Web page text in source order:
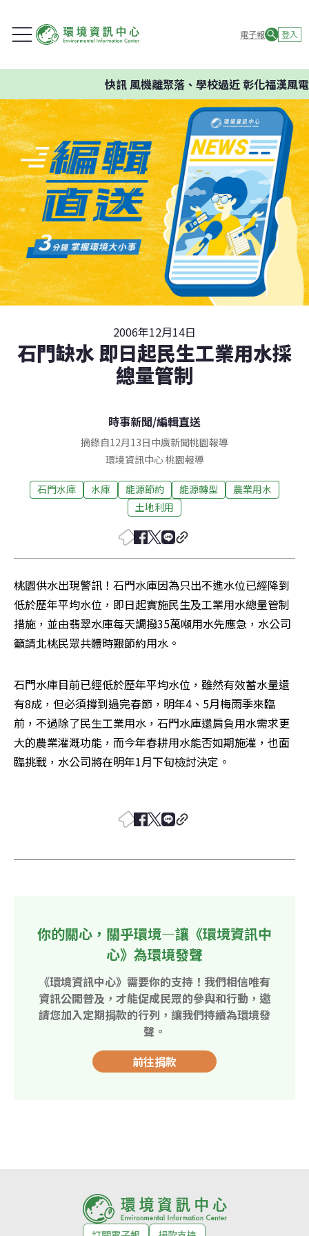
電子報 登入
快訊風機離聚落、學校過近 彰化福漢風電
2006年12月14日
石門缺水 即日起民生工業用水採
總量管制
時事新聞/編輯直送
摘錄自12月13日中廣新聞桃園報導
環境資訊中心桃園報導
石門水庫 水庫 能源節約 能源轉型
農業用水
土地利用
桃園供水出現警訊！石門水庫因為只出不進水位已經降到
低於歷年平均水位，即日起實施民生及工業用水總量管制
措施，並由翡翠水庫每天調撥35萬噸用水先應急，水公司
籲請北桃民眾共體時艱節約用水。
石門水庫目前已經低於歷年平均水位，雖然有效蓄水量還
有8成，但必須撐到過完春節，明年4、5月梅雨季來臨
前，不過除了民生工業用水，石門水庫還肩負用水需求更
大的農業灌溉功能，而今年春耕用水能否如期施灌，也面
臨挑戰，水公司將在明年1月下旬檢討決定。
你的關心，關乎環境—讓《環境資訊中
心》為環境發聲
《環境資訊中心》需要你的支持！我們相信唯有
資訊公開普及，才能促成民眾的參與和行動，邀
請您加入定期捐款的行列，讓我們持續為環境發
聲。
前往捐款